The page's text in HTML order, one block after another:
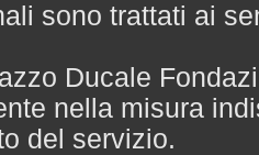
sono trattati ai
Ducale
nella misura
del servizio.